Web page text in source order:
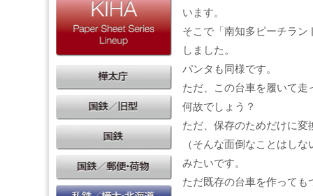
います。
そこで「南知多ピーチラ
しました。
パンタも同様です。
ただ、この台車を履いて
何故でしょう？
ただ、保存のためだけに
（そんな面倒なことはし
みたいです。
ただ既存の台車を作って